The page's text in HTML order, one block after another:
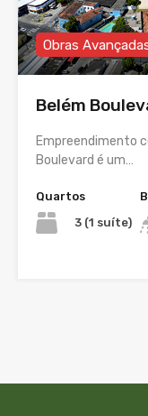
Obras
Belém
Empreendimento
Boulevard é um…
Quartos
3 (1 suíte)